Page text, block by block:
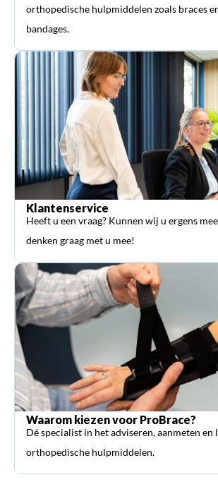
orthopedische hulpmiddelen zoals braces
bandages.
Klantenservice
Heeft u een vraag? Kunnen wij u ergens
denken graag met u mee!
Waarom kiezen voor ProBrace?
Dé specialist in het adviseren, aanmeten en
orthopedische hulpmiddelen.